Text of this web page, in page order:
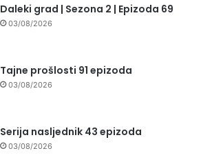
Daleki grad | Sezona 2 | Epizoda 69
03/08/2026
Tajne prošlosti 91 epizoda
03/08/2026
Serija nasljednik 43 epizoda
03/08/2026